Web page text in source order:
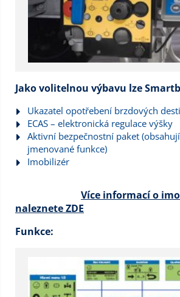
Jako volitelnou výbavu lze
Ukazatel opotřebení brzdových
ECAS – elektronická regulace výšky
Aktivní bezpečnostní paket
jmenované funkce)
Imobilizér
Více informací o
naleznete ZDE
Funkce: